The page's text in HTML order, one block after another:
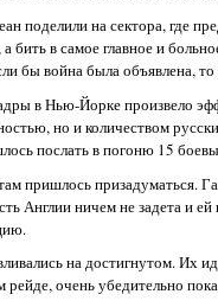
поделили на сектора, где
бить в самое главное и
бы война была объявлена,
в Нью-Йорке произвело
но и количеством
послать в погоню 15
пришлось призадуматься.
Англии ничем не задета и
на достигнутом.
рейде, очень убедительно